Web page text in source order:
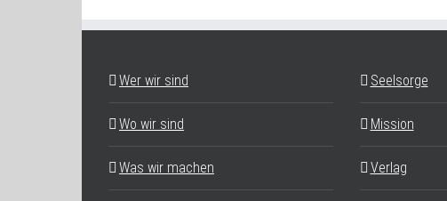
Wer wir sind
Wo wir sind
Was wir machen
Seelsorge
Mission
Verlag